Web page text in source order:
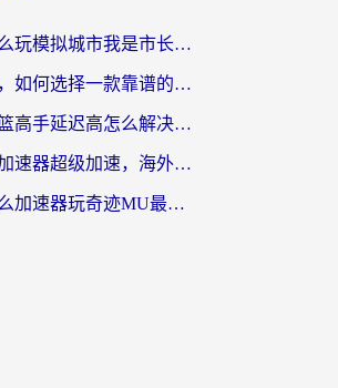
意大利怎么玩模拟城市我是市长？海外党国服游戏加速终极攻略（附三国3量子特攻解决办法）
人在海外，如何选择一款靠谱的玩剑灵2加速器？
国外玩灌篮高手延迟高怎么解决？海外玩家国服游戏加速终极指南
非人学园加速器超级加速，海外玩家重返国服的通行证
国外用什么加速器玩奇迹MU最好？2026海外玩家国服游戏加速全攻略